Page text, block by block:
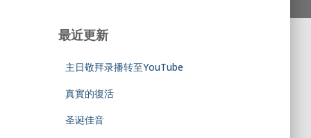
最近更新
主日敬拜录播转至YouTube
真實的復活
圣诞佳音